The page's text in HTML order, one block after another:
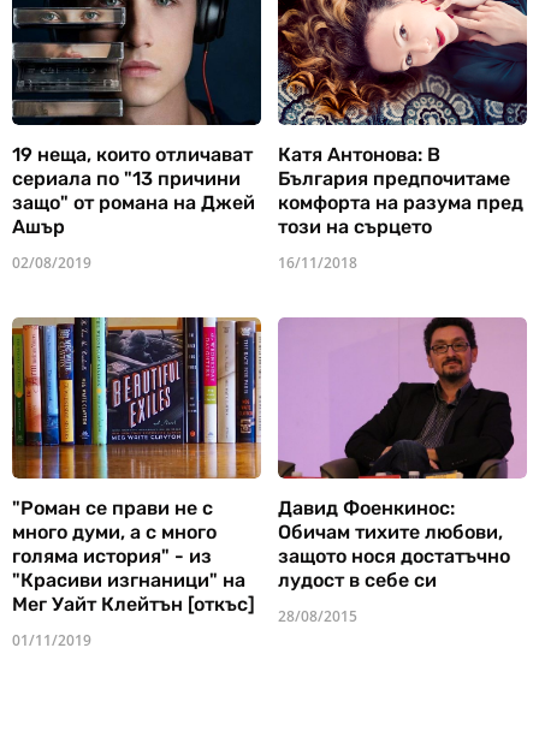
19 неща, които отличават
сериала по "13 причини
защо" от романа на Джей
Ашър
02/08/2019
Катя Антонова: В
България предпочитаме
комфорта на разума пред
този на сърцето
16/11/2018
"Роман се прави не с
много думи, а с много
голяма история" - из
"Красиви изгнаници" на
Мег Уайт Клейтън [откъс]
01/11/2019
Давид Фоенкинос:
Обичам тихите любови,
защото нося достатъчно
лудост в себе си
28/08/2015